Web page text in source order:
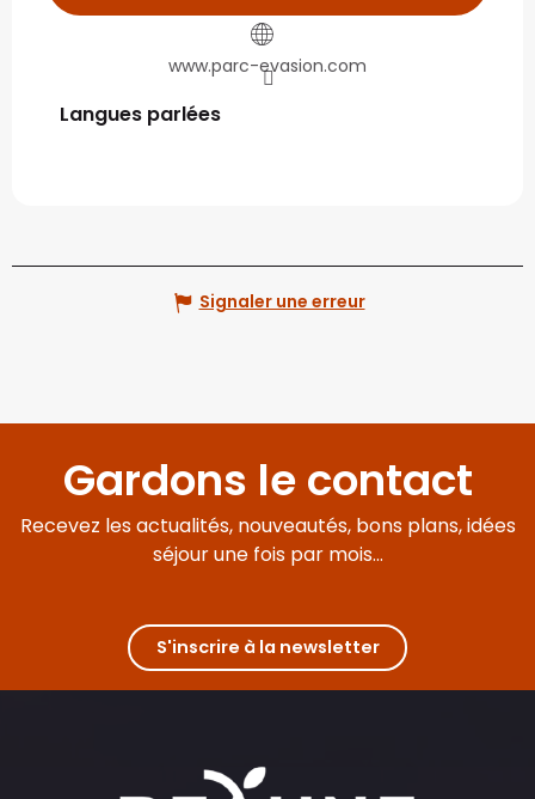
www.parc-evasion.com
Langues parlées
Langues parlées
Signaler une erreur
Gardons le contact
Recevez les actualités, nouveautés, bons plans, idées
séjour une fois par mois...
S'inscrire à la newsletter